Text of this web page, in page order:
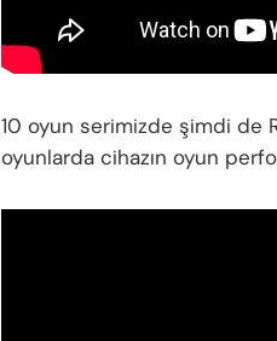
10 oyun serimizde şimdi de
oyunlarda cihazın oyun